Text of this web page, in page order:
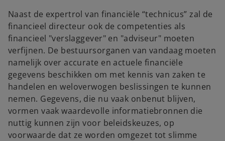
Naast de expertrol van financiële “technicus” zal de
financieel directeur ook de competenties als
financieel "verslaggever" en "adviseur" moeten
verfijnen. De bestuursorganen van vandaag moeten
namelijk over accurate en actuele financiële
gegevens beschikken om met kennis van zaken te
handelen en weloverwogen beslissingen te kunnen
nemen. Gegevens, die nu vaak onbenut blijven,
vormen vaak waardevolle informatiebronnen die
nuttig kunnen zijn voor beleidskeuzes, op
voorwaarde dat ze worden omgezet tot slimme